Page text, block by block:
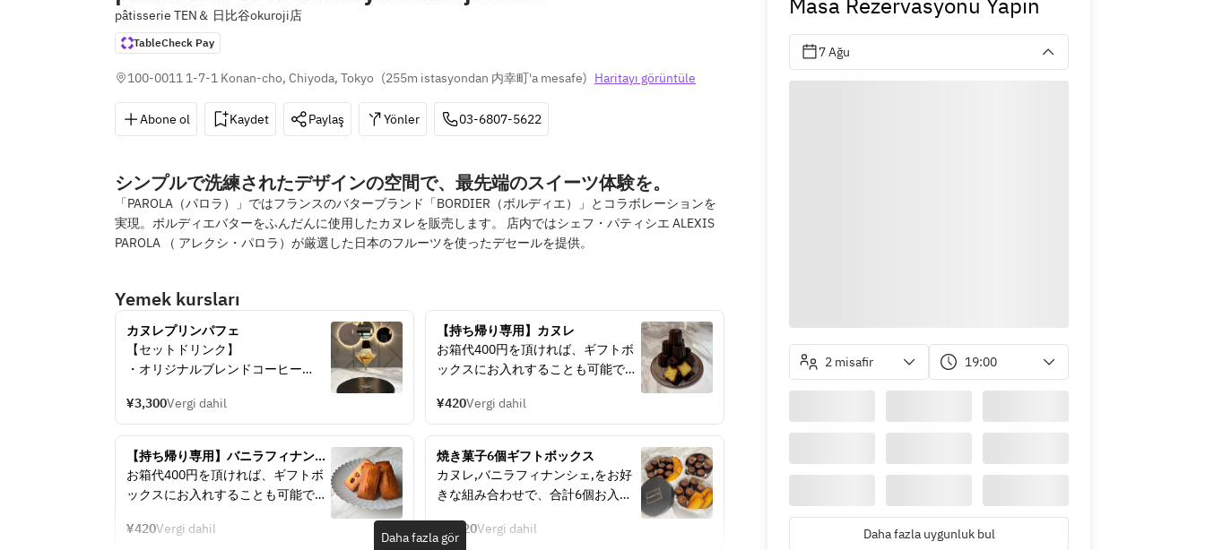
pâtisserie TEN＆ 日比谷okuroji店
TableCheck Pay
100-0011 1-7-1 Konan-cho, Chiyoda, Tokyo (255m istasyondan 内幸町'a mesafe) Haritayı görüntüle
Abone ol Kaydet Paylaş Yönler 03-6807-5622
シンプルで洗練されたデザインの空間で、最先端のスイーツ体験を。
「PAROLA（パロラ）」ではフランスのバターブランド「BORDIER（ボルディエ）」とコラボレーションを
実現。ボルディエバターをふんだんに使用したカヌレを販売します。 店内ではシェフ・パティシエ ALEXIS
PAROLA （ アレクシ・パロラ）が厳選した日本のフルーツを使ったデセールを提供。
Yemek kursları
カヌレプリンパフェ
【セットドリンク】
・オリジナルブレンドコーヒー
・カフェラテ
¥3,300Vergi dahil
【持ち帰り専用】カヌレ
お箱代400円を頂ければ、ギフトボ
ックスにお入れすることも可能で
その際は下記ギフトボックスの３種
から選んでください。
¥420Vergi dahil
【持ち帰り専用】バニラフィナンシ
ェ
お箱代400円を頂ければ、ギフトボ
ックスにお入れすることも可能で
その際は下記ギフトボックスの３種
¥420Vergi dahil
焼き菓子6個ギフトボックス
カヌレ,バニラフィナンシェ,をお好
きな組み合わせで、合計6個お入れ
¥2,920Vergi dahil
Daha fazla gör
7 Ağu
2 misafir 19:00
Daha fazla uygunluk bul